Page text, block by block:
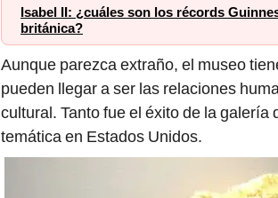
Isabel II: ¿cuáles son los récords
británica?
Aunque parezca extraño, el museo
pueden llegar a ser las relaciones
cultural. Tanto fue el éxito de la
temática en Estados Unidos.